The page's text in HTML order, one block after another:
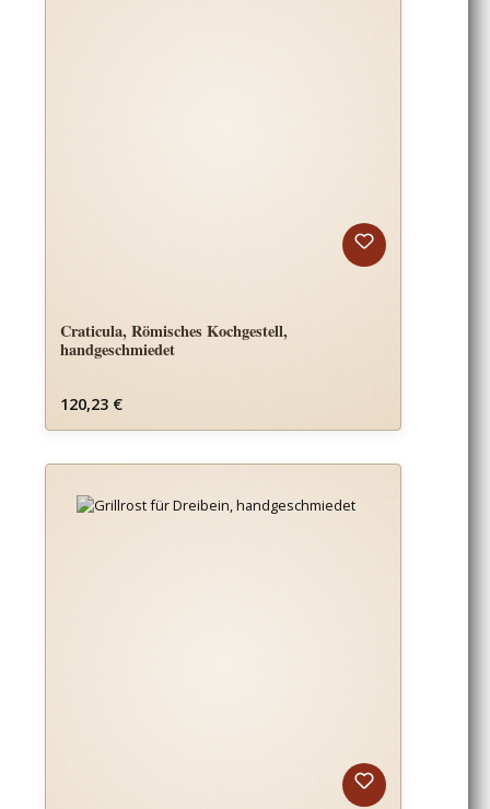
Craticula, Römisches Kochgestell,
handgeschmiedet
Regulärer Preis:
120,23 €